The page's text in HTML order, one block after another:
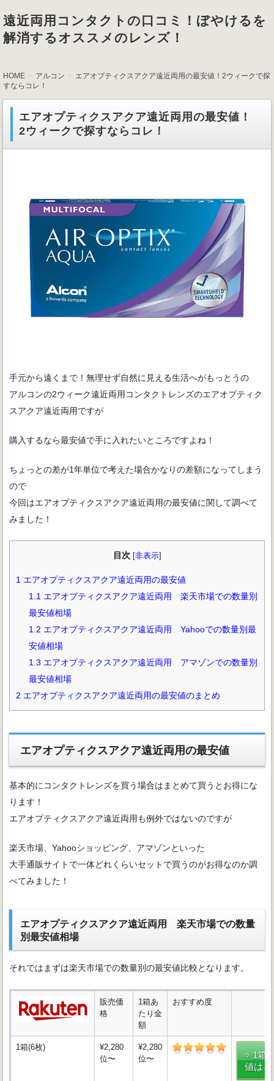
遠近両用コンタクトの口コミ！ぼやけるを
解消するオススメのレンズ！
HOME アルコン
エアオプティクスアクア遠近両用の最安値！2ウィークで探
すならコレ！
エアオプティクスアクア遠近両用の最安値！
2ウィークで探すならコレ！
手元から遠くまで！無理せず自然に見える生活へがもっとうの
アルコンの2ウィーク遠近両用コンタクトレンズのエアオプティク
スアクア遠近両用ですが
購入するなら最安値で手に入れたいところですよね！
ちょっとの差が1年単位で考えた場合かなりの差額になってしまう
ので
今回はエアオプティクスアクア遠近両用の最安値に関して調べて
みました！
目次 非表示]
1 エアオプティクスアクア遠近両用の最安値
1.1 エアオプティクスアクア遠近両用 楽天市場での数量別
最安値相場
1.2 エアオプティクスアクア遠近両用 Yahooでの数量別最
安値相場
1.3 エアオプティクスアクア遠近両用 アマゾンでの数量別
最安値相場
2 エアオプティクスアクア遠近両用の最安値のまとめ
エアオプティクスアクア遠近両用の最安値
基本的にコンタクトレンズを買う場合はまとめて買うとお得にな
ります！
エアオプティクスアクア遠近両用も例外ではないのですが
楽天市場、Yahooショッピング、アマゾンといった
大手通販サイトで一体どれくらいセットで買うのがお得なのか調
べてみました！
エアオプティクスアクア遠近両用 楽天市場での数量
別最安値相場
それではまずは楽天市場での数量別の最安値比較となります。
販売価
格
1箱あ
たり金
額
おすすめ度
1箱(6枚)
¥2,280
位〜
¥2,280
位〜
⇒ 1箱
値はこ